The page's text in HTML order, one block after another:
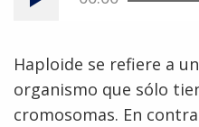
Haploide se refiere a
organismo que sólo
cromosomas. En